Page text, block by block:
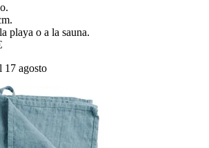
playa o a la sauna.
17 agosto